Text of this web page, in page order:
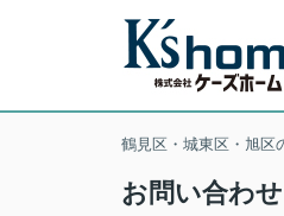
鶴見区・城東区・旭区
お問い合わせ